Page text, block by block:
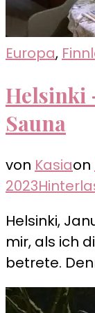
Europa,
Helsinki
Sauna
von Kasiaon
2023
Helsinki,
mir, als ich
betrete.